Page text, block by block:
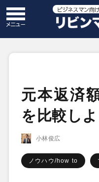
元本返済
を比較し
小林俊広
ノウハウ/how to